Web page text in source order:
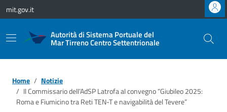
Vai ai contenuti
Vai al footer
mit.gov.it
Autorità di Sistema Portuale del
Mar Tirreno Centro Settentrionale
Home
Notizie
Il Commissario dell’AdSP Latrofa al convegno “Giubileo 2025:
Roma e Fiumicino tra Reti TEN-T e navigabilità del Tevere”